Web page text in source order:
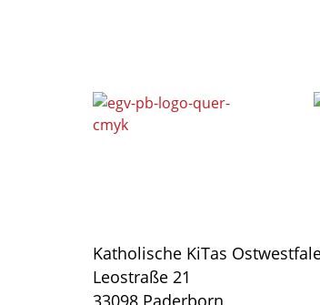
Katholische KiTas
Leostraße 21